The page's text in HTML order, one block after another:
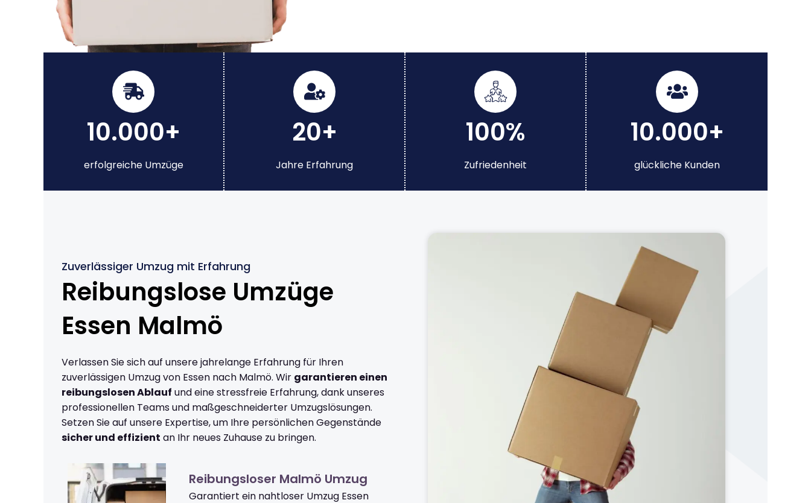
10.000+
erfolgreiche Umzüge
20+
Jahre Erfahrung
100%
Zufriedenheit
10.000+
glückliche Kunden
Zuverlässiger Umzug mit Erfahrung
Reibungslose Umzüge
Essen Malmö
Verlassen Sie sich auf unsere jahrelange Erfahrung für Ihren
zuverlässigen Umzug von Essen nach Malmö. Wir garantieren einen
reibungslosen Ablauf und eine stressfreie Erfahrung, dank unseres
professionellen Teams und maßgeschneiderter Umzugslösungen.
Setzen Sie auf unsere Expertise, um Ihre persönlichen Gegenstände
sicher und effizient an Ihr neues Zuhause zu bringen.
Reibungsloser Malmö Umzug
Garantiert ein nahtloser Umzug Essen